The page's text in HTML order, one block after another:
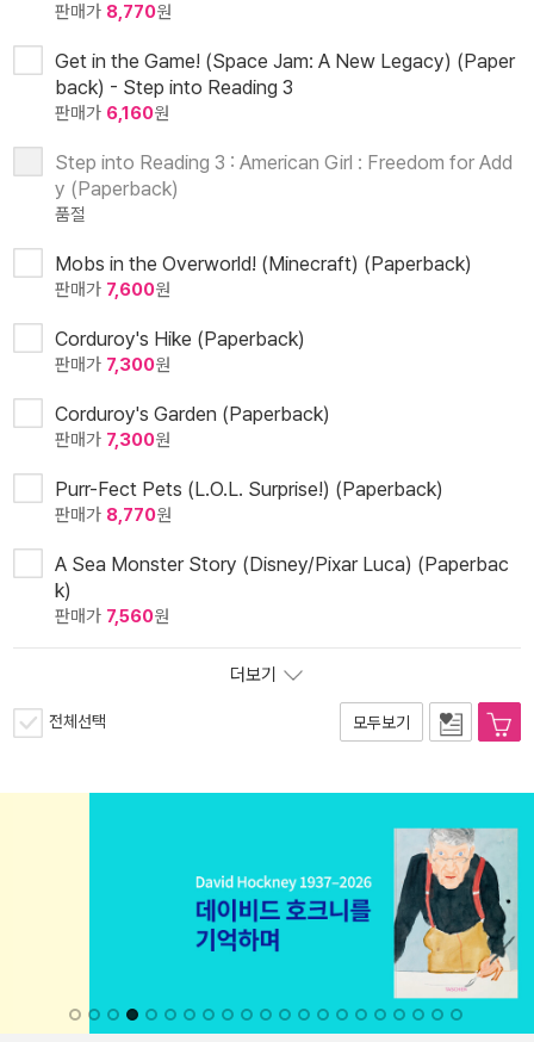
판매가 8,770원
Get in the Game! (Space Jam: A New Legacy) (Paper
back) - Step into Reading 3
판매가 6,160원
Step into Reading 3 : American Girl : Freedom for Add
y (Paperback)
품절
Mobs in the Overworld! (Minecraft) (Paperback)
판매가 7,600원
Corduroy's Hike (Paperback)
판매가 7,300원
Corduroy's Garden (Paperback)
판매가 7,300원
Purr-Fect Pets (L.O.L. Surprise!) (Paperback)
판매가 8,770원
A Sea Monster Story (Disney/Pixar Luca) (Paperbac
k)
판매가 7,560원
더보기
전체선택 모두보기